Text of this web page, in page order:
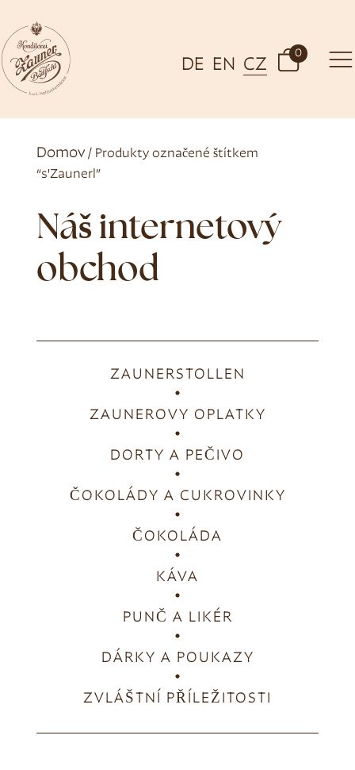
DE EN CZ
0
Domov/ Produkty označené štítkem
“s'Zaunerl”
Náš internetový
obchod
ZAUNERSTOLLEN
ZAUNEROVY OPLATKY
DORTY A PEČIVO
ČOKOLÁDY A CUKROVINKY
ČOKOLÁDA
KÁVA
PUNČ A LIKÉR
DÁRKY A POUKAZY
ZVLÁŠTNÍ PŘÍLEŽITOSTI